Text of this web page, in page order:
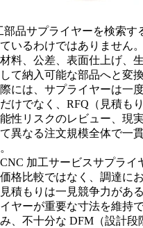
部品サプライヤーを検索す
いるわけではありません
料、公差、表面仕上げ、
て納入可能な部品へと変
には、サプライヤーは一
けでなく、RFQ（見積も
性リスクのレビュー、現
異なる注文規模全体で一
CNC 加工サービスサプライ
格比較ではなく、調達に
積もりは一見競争力があ
ヤーが重要な寸法を維持
、不十分な DFM（設計段